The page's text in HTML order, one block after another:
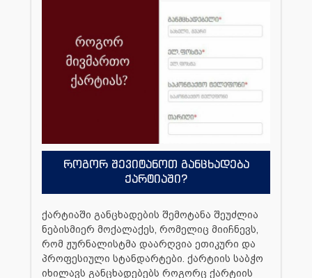
როგორ შევიტანოთ განცხადება
ქარტიაში?
ქარტიაში განცხადების შემოტანა შეუძლია
ნებისმიერ მოქალაქეს, რომელიც მიიჩნევს,
რომ ჟურნალისტმა დაარღვია ეთიკური და
პროფესიული სტანდარტები. ქარტიის საბჭო
იხილავს განცხადებებს როგორც ქარტიის